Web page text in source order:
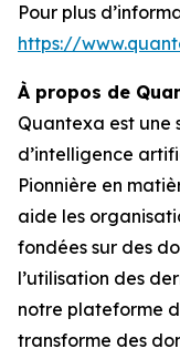
Pour plus
https://
À propos de
Quantexa est une
d’intelligence
Pionnière en
aide les
fondées sur des
l’utilisation des
notre plateforme
transforme des